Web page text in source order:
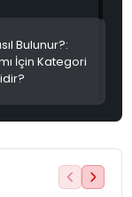
Bulunur?:
İçin Kategori
Yarışacak